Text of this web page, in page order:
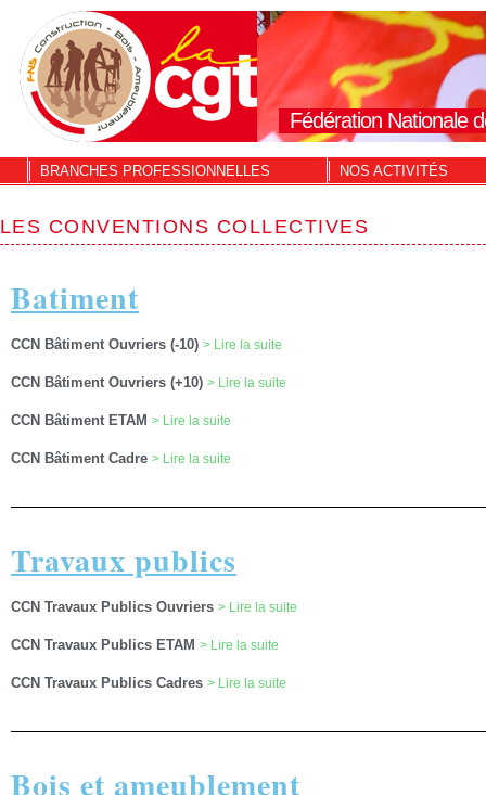
Fédération Nationale
BRANCHES PROFESSIONNELLES NOS ACTIVITÉS
LES CONVENTIONS COLLECTIVES
Batiment
CCN Bâtiment Ouvriers (-10) > Lire la suite
CCN Bâtiment Ouvriers (+10) > Lire la suite
CCN Bâtiment ETAM > Lire la suite
CCN Bâtiment Cadre > Lire la suite
Travaux publics
CCN Travaux Publics Ouvriers > Lire la suite
CCN Travaux Publics ETAM > Lire la suite
CCN Travaux Publics Cadres > Lire la suite
Bois et ameublement